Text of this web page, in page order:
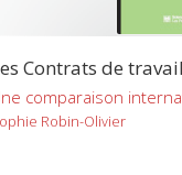
Contrats de
comparaison
Robin-Olivier